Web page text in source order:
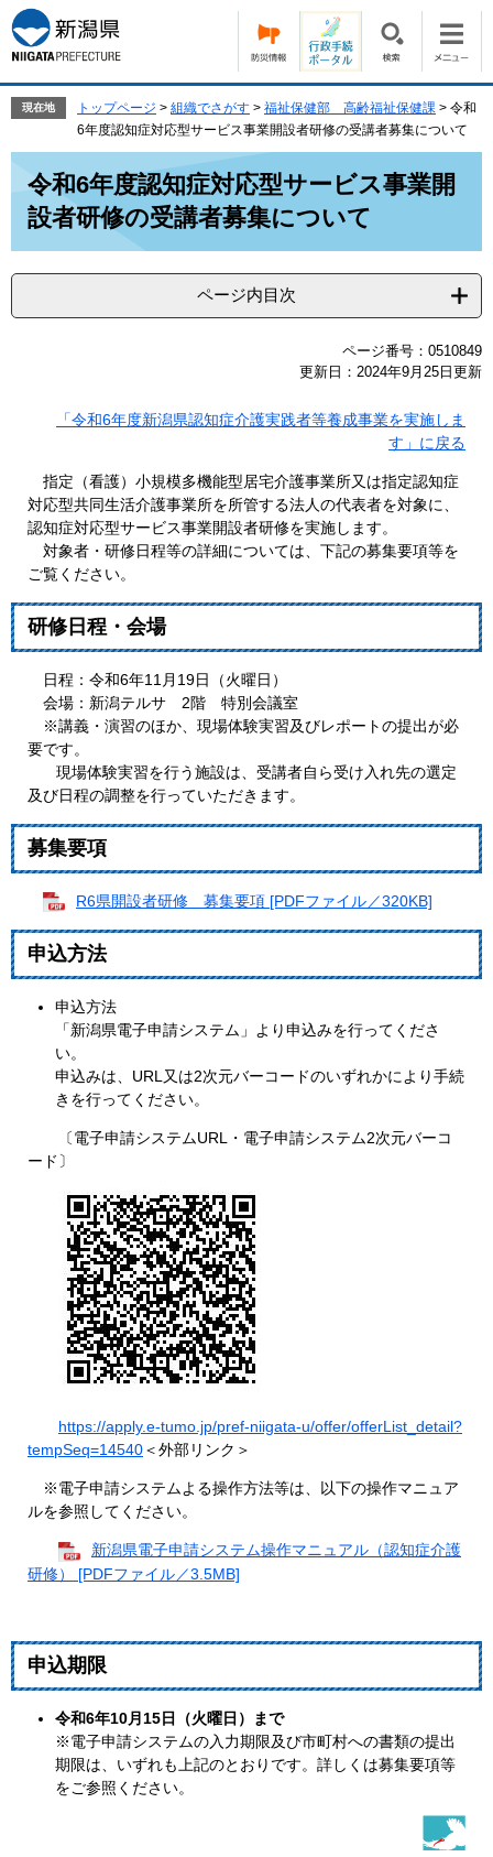
ー
ジ
の
で
ニ
ュ
ー
ば
現在地 トップページ > 組織でさがす > 福祉保健部 高齢福祉保健課 > 令和
6年度認知症対応型サービス事業開設者研修の受講者募集について
令和6年度認知症対応型サービス事業開
設者研修の受講者募集について
ページ内目次
ページ番号：0510849
更新日：2024年9月25日更新
「令和6年度新潟県認知症介護実践者等養成事業を実施しま
す」に戻る
指定（看護）小規模多機能型居宅介護事業所又は指定認知症
対応型共同生活介護事業所を所管する法人の代表者を対象に、
認知症対応型サービス事業開設者研修を実施します。
対象者・研修日程等の詳細については、下記の募集要項等を
ご覧ください。
研修日程・会場
日程：令和6年11月19日（火曜日）
会場：新潟テルサ 2階 特別会議室
※講義・演習のほか、現場体験実習及びレポートの提出が必
要です。
現場体験実習を行う施設は、受講者自ら受け入れ先の選定
及び日程の調整を行っていただきます。
募集要項
R6県開設者研修 募集要項 [PDFファイル／320KB]
申込方法
申込方法
「新潟県電子申請システム」より申込みを行ってくださ
い。
申込みは、URL又は2次元バーコードのいずれかにより手続
きを行ってください。
〔電子申請システムURL・電子申請システム2次元バーコ
ード〕
https://apply.e-tumo.jp/pref-niigata-u/offer/offerList_detail?
tempSeq=14540＜外部リンク＞
※電子申請システムよる操作方法等は、以下の操作マニュア
ルを参照してください。
新潟県電子申請システム操作マニュアル（認知症介護
研修） [PDFファイル／3.5MB]
申込期限
令和6年10月15日（火曜日）まで
※電子申請システムの入力期限及び市町村への書類の提出
期限は、いずれも上記のとおりです。詳しくは募集要項等
をご参照ください。